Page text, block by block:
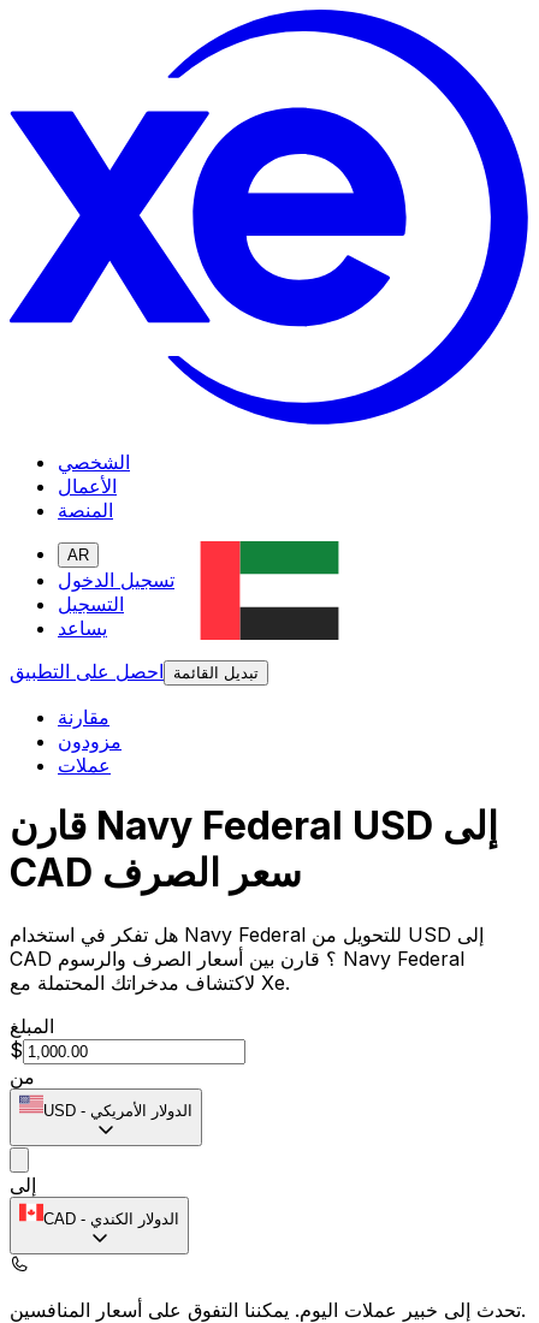
الشخصي
الأعمال
المنصة
AR
تسجيل الدخول
التسجيل
يساعد
احصل على التطبيق
تبديل القائمة
مقارنة
مزودون
عملات
قارن Navy Federal USD إلى
CAD سعر الصرف
هل تفكر في استخدام Navy Federal للتحويل من USD إلى
CAD ؟ قارن بين أسعار الصرف والرسوم Navy Federal
لاكتشاف مدخراتك المحتملة مع Xe.
المبلغ
$
من
USD - الدولار الأمريكي
إلى
CAD - الدولار الكندي
تحدث إلى خبير عملات اليوم.يمكننا التفوق على أسعار المنافسين.